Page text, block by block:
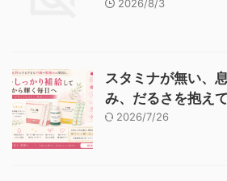
2026/8/3
スタミナが無い、
み、だるさを抱え
2026/7/26